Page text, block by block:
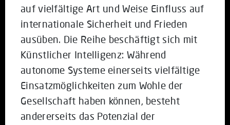
auf vielfältige Art und Weise Einfluss auf
internationale Sicherheit und Frieden
ausüben. Die Reihe beschäftigt sich mit
Künstlicher Intelligenz: Während
autonome Systeme einerseits vielfältige
Einsatzmöglichkeiten zum Wohle der
Gesellschaft haben können, besteht
andererseits das Potenzial der